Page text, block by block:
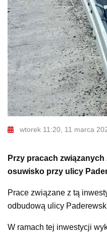
wtorek 11:20, 11 marca
Przy pracach
osuwisko przy ulicy
Prace związane z tą
odbudową ulicy
W ramach tej inwestycji